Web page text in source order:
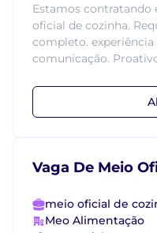
Estamos contratando
oficial de cozinha.
completo.
comunicação.
Vaga De Meio
meio oficial de
Meo Alimentação